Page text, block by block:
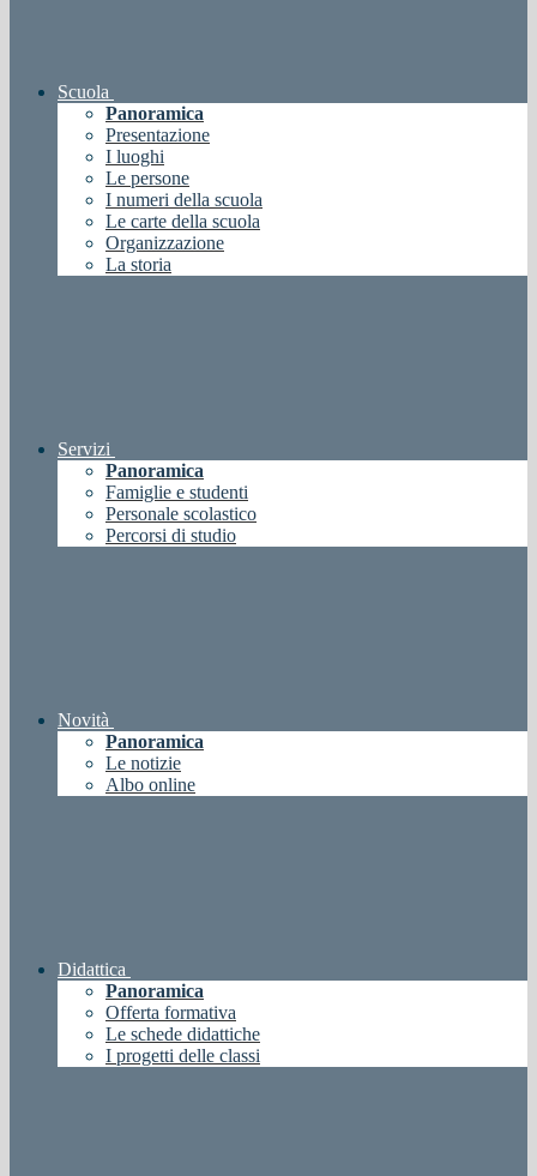
Scuola
Panoramica
Presentazione
I luoghi
Le persone
I numeri della scuola
Le carte della scuola
Organizzazione
La storia
Servizi
Panoramica
Famiglie e studenti
Personale scolastico
Percorsi di studio
Novità
Panoramica
Le notizie
Albo online
Didattica
Panoramica
Offerta formativa
Le schede didattiche
I progetti delle classi